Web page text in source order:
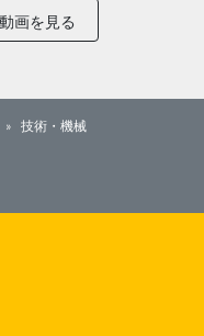
動画を見る
技術・機械